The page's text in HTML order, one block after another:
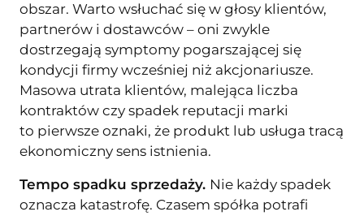
obszar. Warto wsłuchać się w głosy klientów,
partnerów i dostawców – oni zwykle
dostrzegają symptomy pogarszającej się
kondycji firmy wcześniej niż akcjonariusze.
Masowa utrata klientów, malejąca liczba
kontraktów czy spadek reputacji marki
to pierwsze oznaki, że produkt lub usługa tracą
ekonomiczny sens istnienia.
Tempo spadku sprzedaży. Nie każdy spadek
oznacza katastrofę. Czasem spółka potrafi